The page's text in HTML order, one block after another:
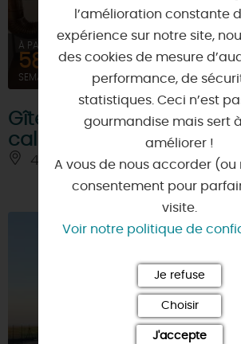
À PARTIR DE
581,74€
SEMAINE (MEUBLÉ)
Gîte moderne dans un
calme
45310 - SAINT-SIGISMOND
l’amélioration constante
expérience sur notre site,
des cookies de mesure
performance, de
statistiques. Ceci n’est
gourmandise mais sert
améliorer !
A vous de nous accorder (ou
consentement pour
visite.
Voir notre politique de
Je refuse
Choisir
J'accepte